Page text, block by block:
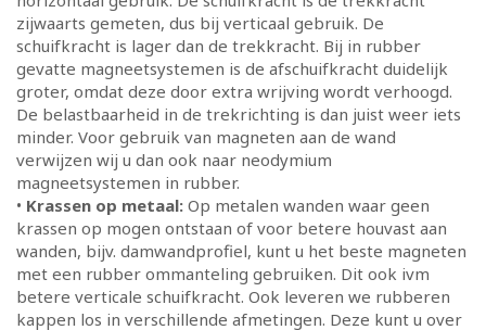
zijwaarts gemeten, dus bij verticaal gebruik. De
schuifkracht is lager dan de trekkracht. Bij in rubber
gevatte magneetsystemen is de afschuifkracht duidelijk
groter, omdat deze door extra wrijving wordt verhoogd.
De belastbaarheid in de trekrichting is dan juist weer iets
minder. Voor gebruik van magneten aan de wand
verwijzen wij u dan ook naar neodymium
magneetsystemen in rubber.
• Krassen op metaal: Op metalen wanden waar geen
krassen op mogen ontstaan of voor betere houvast aan
wanden, bijv. damwandprofiel, kunt u het beste magneten
met een rubber ommanteling gebruiken. Dit ook ivm
betere verticale schuifkracht. Ook leveren we rubberen
kappen los in verschillende afmetingen. Deze kunt u over